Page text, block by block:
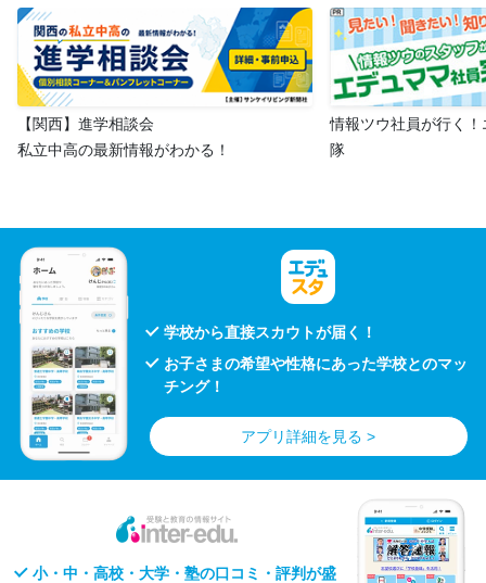
【関西】進学相談会
私立中高の最新情報がわかる！
情報ツウ社員が行く
隊
学校から直接スカウトが届く！
お子さまの希望や性格にあった学校とのマッ
チング！
アプリ詳細を見る >
小・中・高校・大学・塾の口コミ・評判が盛